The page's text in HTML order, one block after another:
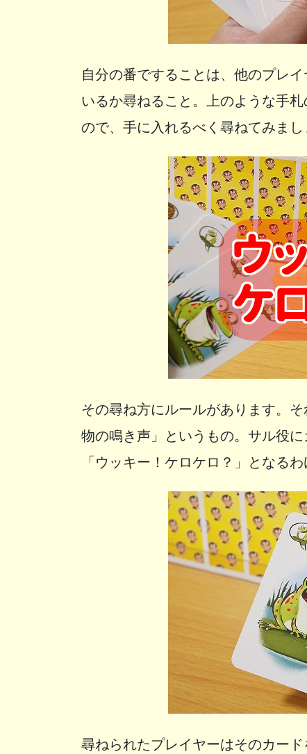
自分の番ですることは、他のプレ
いるか尋ねること。上のような手
ので、手に入れるべく尋ねてみまし
その尋ね方にルールがあります。
物の鳴き声」というもの。サル役
「ウッキー！ケロケロ？」となるわ
尋ねられたプレイヤーはそのカー